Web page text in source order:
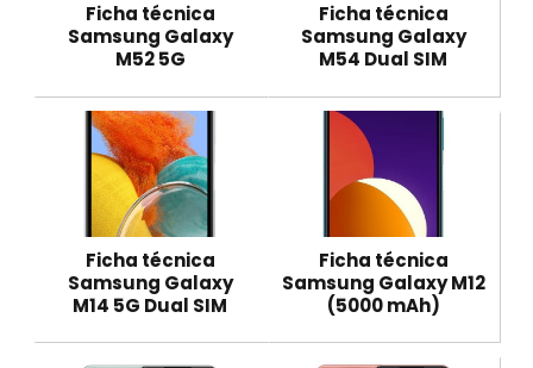
Ficha técnica
Samsung Galaxy
M52 5G
Ficha técnica
Samsung Galaxy
M54 Dual SIM
Ficha técnica
Samsung Galaxy
M14 5G Dual SIM
Ficha técnica
Samsung Galaxy M12
(5000 mAh)